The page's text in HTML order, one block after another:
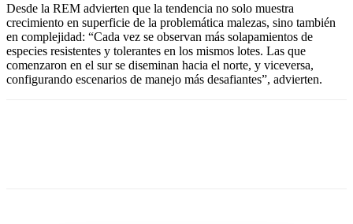
Desde la REM advierten que la tendencia no solo muestra
crecimiento en superficie de la problemática malezas, sino también
en complejidad: “Cada vez se observan más solapamientos de
especies resistentes y tolerantes en los mismos lotes. Las que
comenzaron en el sur se diseminan hacia el norte, y viceversa,
configurando escenarios de manejo más desafiantes”, advierten.